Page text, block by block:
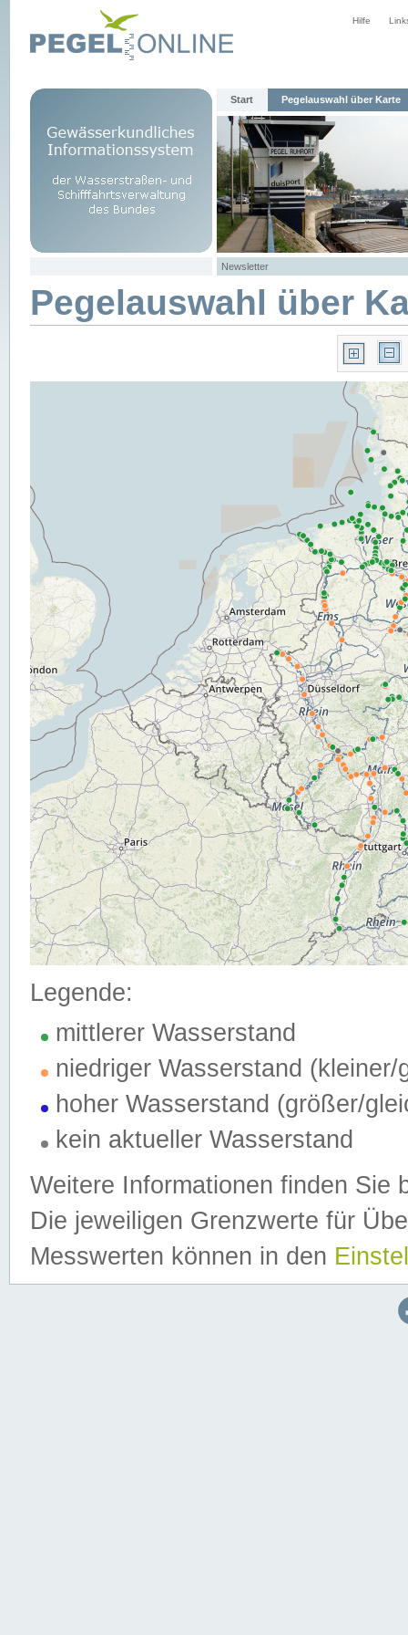
Hilfe
Start Pegelauswahl über Karte
Newsletter
Pegelauswahl über
Legende:
mittlerer Wasserstand
niedriger Wasserstand (kleiner/
hoher Wasserstand (größer/
kein aktueller Wasserstand
Weitere Informationen finden Sie
Die jeweiligen Grenzwerte für
Messwerten können in den